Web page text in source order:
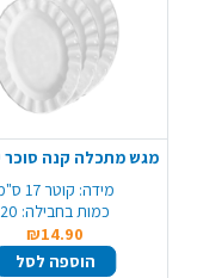
מידה: קוטר 17 ס"מ
כמות בחבילה: 20
₪14.90
הוספה לסל